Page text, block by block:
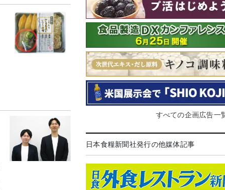
すべての企画広告一
日本食糧新聞社発行の他媒体記事